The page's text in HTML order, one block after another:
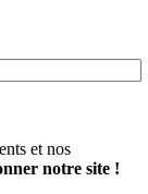
et nos
notre site !